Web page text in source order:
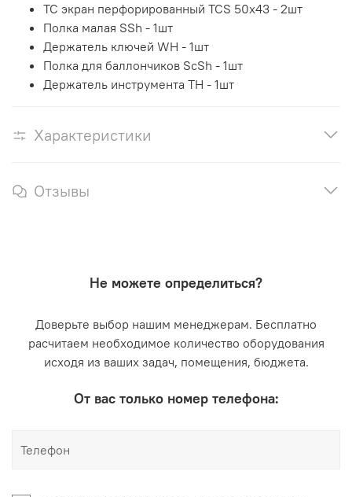
TC экран перфорированный TCS 50x43 - 2шт
Полка малая SSh - 1шт
Держатель ключей WH - 1шт
Полка для баллончиков ScSh - 1шт
Держатель инструмента TH - 1шт
Характеристики
Отзывы
Не можете определиться?
Доверьте выбор нашим менеджерам. Бесплатно
расчитаем необходимое количество оборудования
исходя из ваших задач, помещения, бюджета.
От вас только номер телефона: